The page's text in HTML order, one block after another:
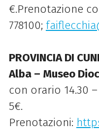
€.Prenotazione
778100;
PROVINCIA DI
Alba – Museo
con orario 14.30
5€.
Prenotazioni: